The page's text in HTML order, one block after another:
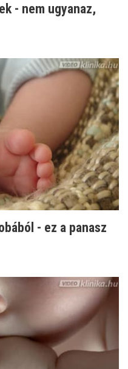
- nem ugyanaz,
- ez a panasz